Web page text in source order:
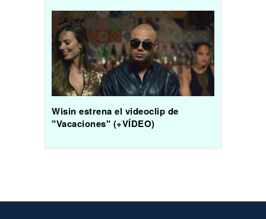
Wisin estrena el videoclip de
"Vacaciones" (+VÍDEO)